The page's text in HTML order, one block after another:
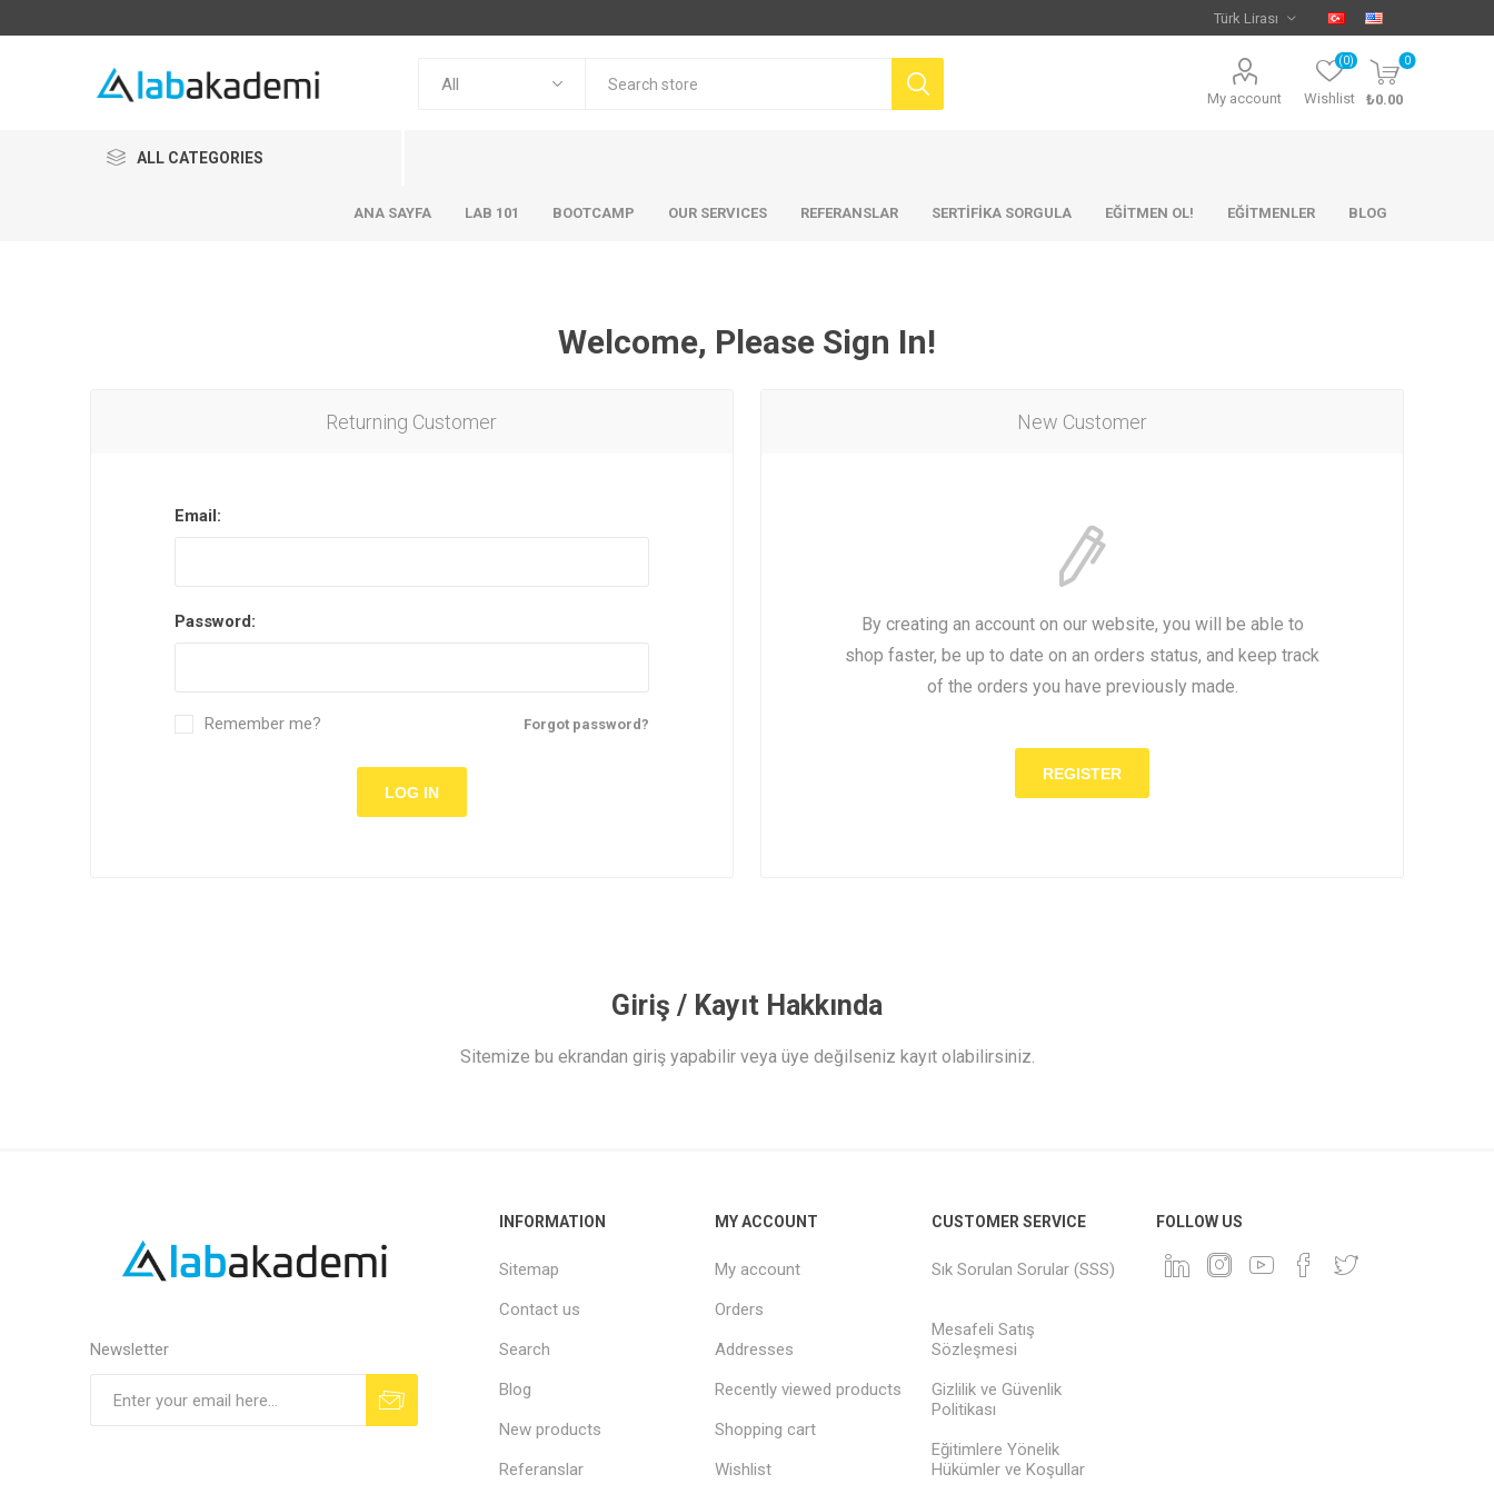
My account Wishlist
(0) 0
₺0.00
ALL CATEGORIES
ANA SAYFA LAB 101 BOOTCAMP OUR SERVICES REFERANSLAR SERTİFİKA SORGULA EĞİTMEN OL! EĞİTMENLER BLOG
Welcome, Please Sign In!
New Customer
By creating an account on our website, you will be able to
shop faster, be up to date on an orders status, and keep track
of the orders you have previously made.
Returning Customer
Email:
Password:
Forgot password?
Remember me?
Giriş / Kayıt Hakkında
Sitemize bu ekrandan giriş yapabilir veya üye değilseniz kayıt olabilirsiniz.
Newsletter
INFORMATION
Sitemap
Contact us
Search
Blog
New products
Referanslar
MY ACCOUNT
My account
Orders
Addresses
Recently viewed products
Shopping cart
Wishlist
CUSTOMER SERVICE
Sık Sorulan Sorular (SSS)
Mesafeli Satış
Sözleşmesi
Gizlilik ve Güvenlik
Politikası
Eğitimlere Yönelik
Hükümler ve Koşullar
FOLLOW US